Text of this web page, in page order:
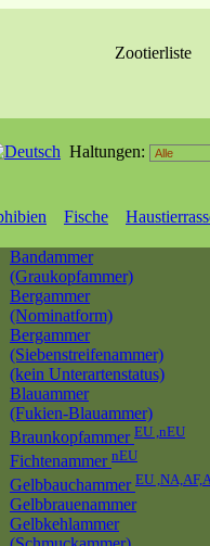
Zootierliste
Haltungen:
Fische
Bandammer
(Graukopfammer)
Bergammer
(Nominatform)
Bergammer
(Siebenstreifenammer)
(kein Unterartenstatus)
Blauammer
(Fukien-Blauammer)
Braunkopfammer EU ,nEU
Fichtenammer nEU
Gelbbauchammer EU
Gelbbrauenammer
Gelbkehlammer